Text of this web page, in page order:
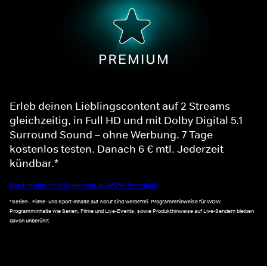
Erleb deinen Lieblingscontent auf 2 Streams
gleichzeitig, in Full HD und mit Dolby Digital 5.1
Surround Sound – ohne Werbung. 7 Tage
kostenlos testen. Danach 6 € mtl. Jederzeit
kündbar.*
Noch mehr Informationen zu WOW Premium
*Serien-, Filme- und Sport-Inhalte auf Abruf sind werbefrei. Programmhinweise für WOW
Programminhalte wie Serien, Filme und Live-Events, sowie Produkthinweise auf Live-Sendern bleiben
davon unberührt.